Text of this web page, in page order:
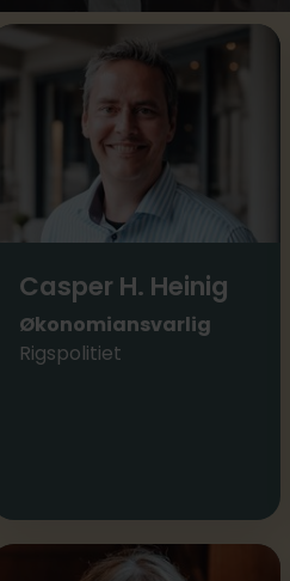
Casper H. Heinig
Økonomiansvarlig
Rigspolitiet